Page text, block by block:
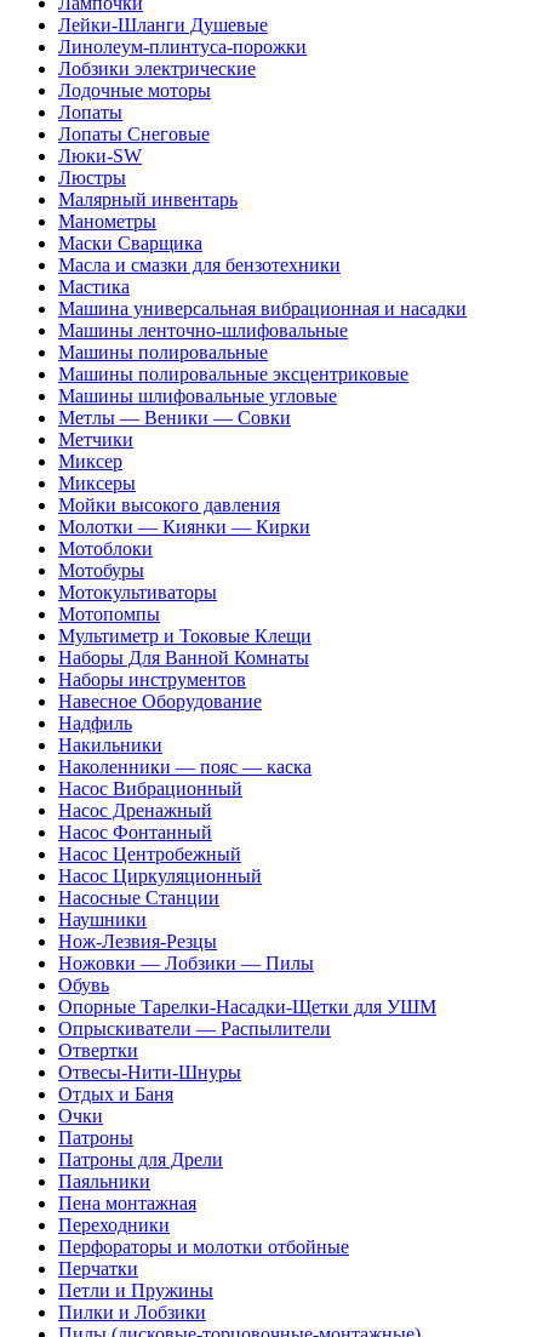
Лейки-Шланги Душевые
Линолеум-плинтуса-порожки
Лобзики электрические
Лодочные моторы
Лопаты
Лопаты Снеговые
Люки-SW
Люстры
Малярный инвентарь
Манометры
Маски Сварщика
Масла и смазки для бензотехники
Мастика
Машина универсальная вибрационная и насадки
Машины ленточно-шлифовальные
Машины полировальные
Машины полировальные эксцентриковые
Машины шлифовальные угловые
Метлы — Веники — Совки
Метчики
Миксер
Миксеры
Мойки высокого давления
Молотки — Киянки — Кирки
Мотоблоки
Мотобуры
Мотокультиваторы
Мотопомпы
Мультиметр и Токовые Клещи
Наборы Для Ванной Комнаты
Наборы инструментов
Навесное Оборудование
Надфиль
Накильники
Наколенники — пояс — каска
Насос Вибрационный
Насос Дренажный
Насос Фонтанный
Насос Центробежный
Насос Циркуляционный
Насосные Станции
Наушники
Нож-Лезвия-Резцы
Ножовки — Лобзики — Пилы
Обувь
Опорные Тарелки-Насадки-Щетки для УШМ
Опрыскиватели — Распылители
Отвертки
Отвесы-Нити-Шнуры
Отдых и Баня
Очки
Патроны
Патроны для Дрели
Паяльники
Пена монтажная
Переходники
Перфораторы и молотки отбойные
Перчатки
Петли и Пружины
Пилки и Лобзики